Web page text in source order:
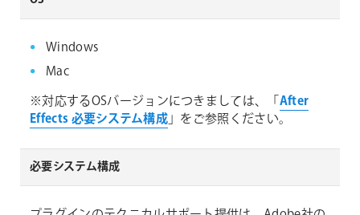
Windows
Mac
※対応するOSバージョンにつきましては、「 After
Effects 必要システム構成」をご参照ください。
必要システム構成